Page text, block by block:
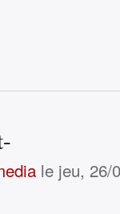
le jeu, 26/